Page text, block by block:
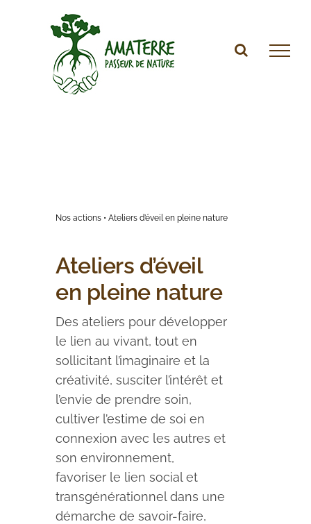
Nos actions • Ateliers d’éveil en pleine nature
Ateliers d’éveil
en pleine nature
Des ateliers pour développer
le lien au vivant, tout en
sollicitant l’imaginaire et la
créativité, susciter l’intérêt et
l’envie de prendre soin,
cultiver l’estime de soi en
connexion avec les autres et
son environnement,
favoriser le lien social et
transgénérationnel dans une
démarche de savoir-faire,